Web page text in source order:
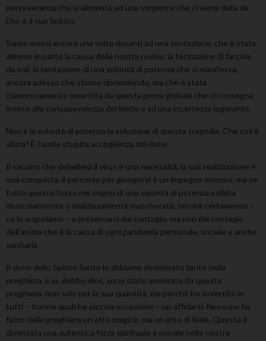
perseveranza che si alimenta ad una sorgente che ci viene data da
Dio: è il suo Spirito.
Siamo messi ancora una volta davanti ad una tentazione, che è stata
almeno in parte la causa della nostra rovina: la tentazione di farcela
da soli, la tentazione di una volontà di potenza che si manifesta,
ancora adesso che stiamo riprendendo, ma che è stata
clamorosamente smentita da questa prova globale che ci consegna
invece alla consapevolezza del limite e ad una incertezza logorante.
Non è la volontà di potenza la soluzione di questa tragedia. Che cos’è
allora? È l’umile stupita accoglienza del dono.
Il vaccino che debellerà il virus è una necessità, la sua realizzazione è
una conquista, il percorso per giungervi è un impegno enorme, ma se
tutto questo fosse nel segno di una volontà di potenza esibita
muscolarmente o maliziosamente mascherata, servirà certamente –
ce lo auguriamo – a preservarci dal contagio, ma non dal contagio
dell’anima che è la causa di ogni pandemia personale, sociale e anche
sanitaria.
Il dono dello Spirito Santo lo abbiamo desiderato tanto nella
preghiera. E io, debbo dirvi, sono stato ammirato da questa
preghiera, non solo per la sua quantità, ma perché ho avvertito in
tutti – tranne qualche piccola eccezione – un affidarsi. Nessuno ha
fatto della preghiera un atto magico, ma un atto di fede. Questa è
diventata una autentica forza spirituale e morale nelle nostre